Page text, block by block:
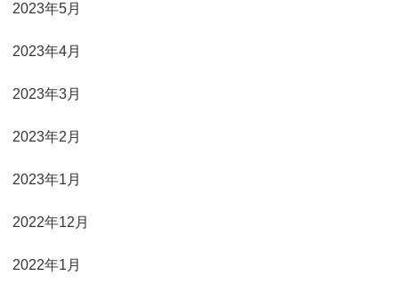
2023年5月
2023年4月
2023年3月
2023年2月
2023年1月
2022年12月
2022年1月